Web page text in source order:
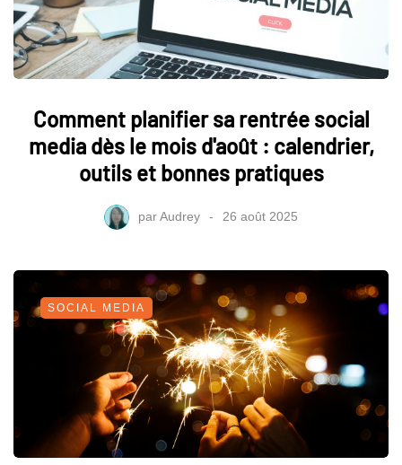
Comment planifier sa rentrée social
media dès le mois d'août : calendrier,
outils et bonnes pratiques
parAudrey 26 août 2025
SOCIAL MEDIA